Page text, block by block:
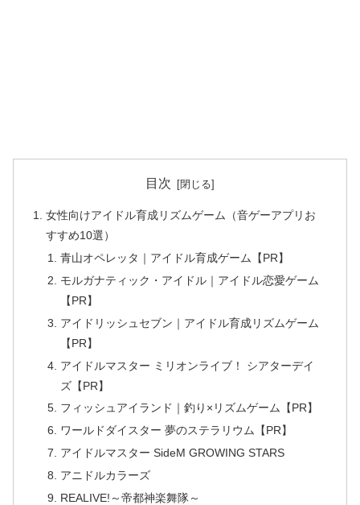
目次
女性向けアイドル育成リズムゲーム（音ゲーアプリお
すすめ10選）
青山オペレッタ｜アイドル育成ゲーム【PR】
モルガナティック・アイドル｜アイドル恋愛ゲーム
【PR】
アイドリッシュセブン｜アイドル育成リズムゲーム
【PR】
アイドルマスター ミリオンライブ！ シアターデイ
ズ【PR】
フィッシュアイランド｜釣り×リズムゲーム【PR】
ワールドダイスター 夢のステラリウム【PR】
アイドルマスター SideM GROWING STARS
アニドルカラーズ
REALIVE!～帝都神楽舞隊～